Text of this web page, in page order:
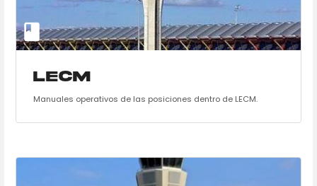
LECM
Manuales operativos de las posiciones dentro de LECM.